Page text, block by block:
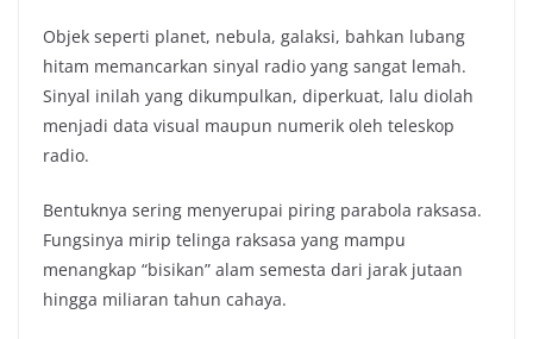
Objek seperti planet, nebula, galaksi, bahkan lubang
hitam memancarkan sinyal radio yang sangat lemah.
Sinyal inilah yang dikumpulkan, diperkuat, lalu diolah
menjadi data visual maupun numerik oleh teleskop
radio.
Bentuknya sering menyerupai piring parabola raksasa.
Fungsinya mirip telinga raksasa yang mampu
menangkap “bisikan” alam semesta dari jarak jutaan
hingga miliaran tahun cahaya.